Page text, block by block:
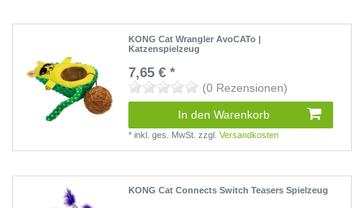
KONG Cat Wrangler AvoCATo |
Katzenspielzeug
7,65 € *
(0 Rezensionen)
In den Warenkorb
*inkl. ges. MwSt. zzgl.Versandkosten
KONG Cat Connects Switch Teasers Spielzeug